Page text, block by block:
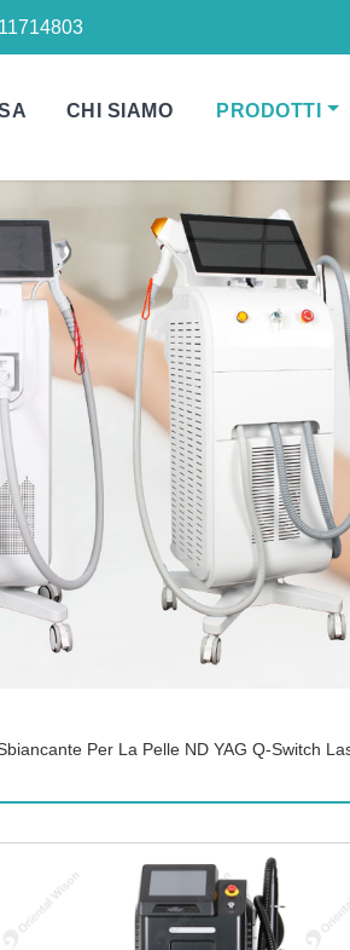
CHI SIAMO PRODOTTI
Per La Pelle ND YAG Q-Switch